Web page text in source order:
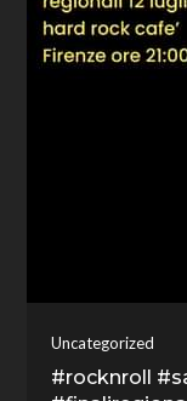
Uncategorized
#rocknroll